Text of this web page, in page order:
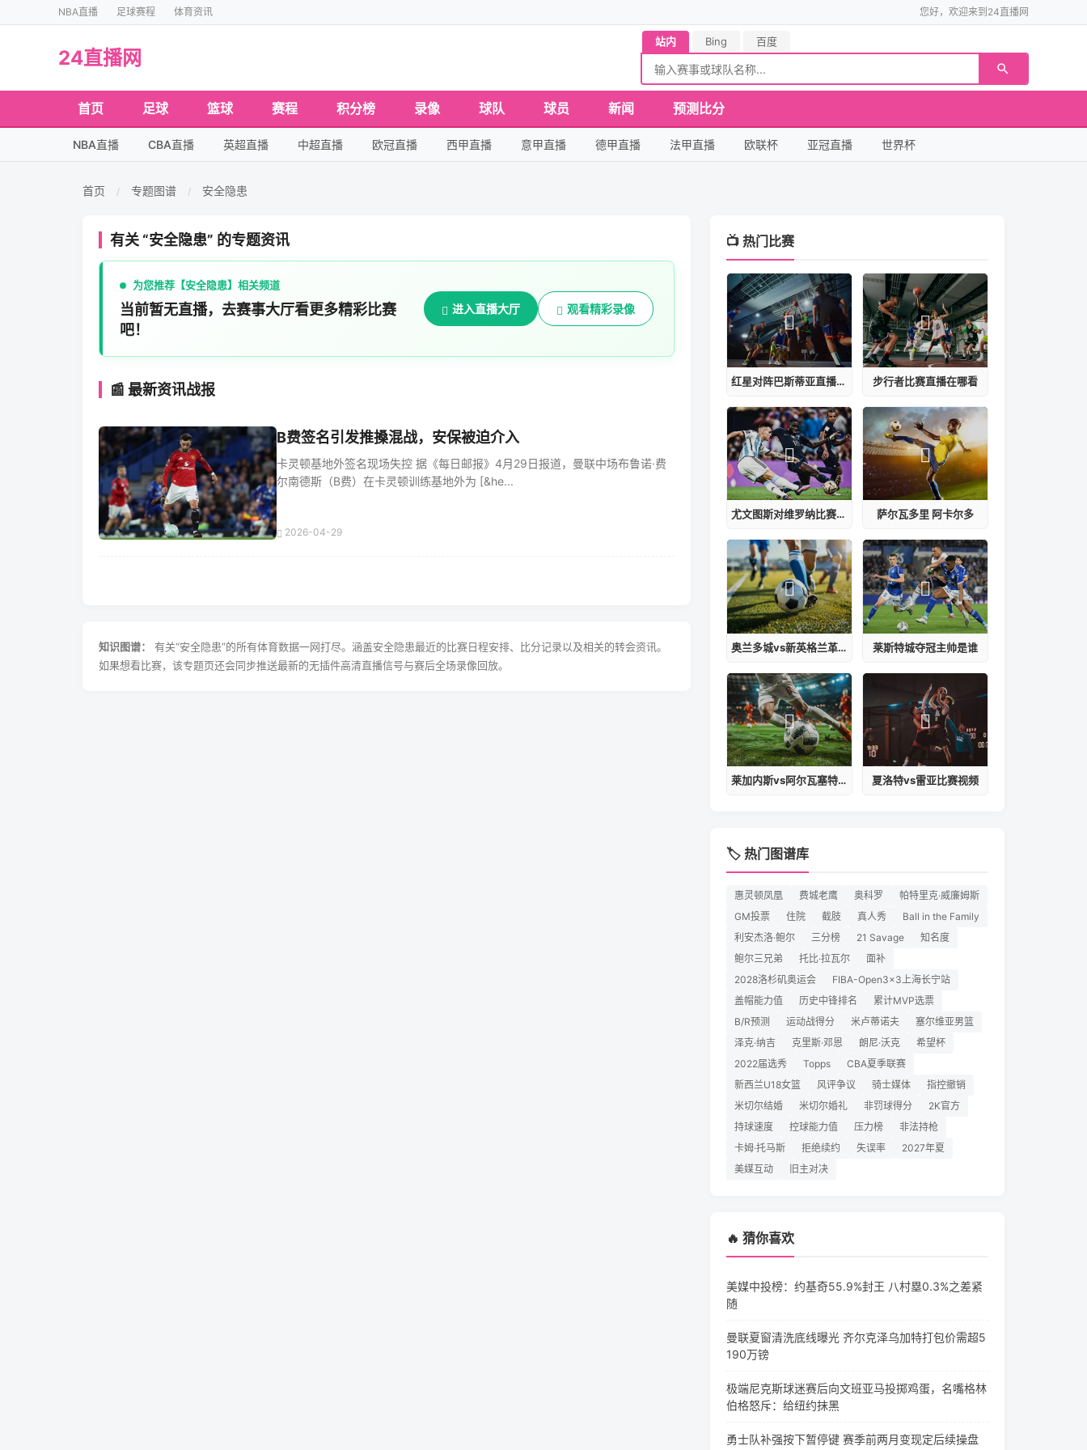
NBA直播 足球赛程 体育资讯 您好，欢迎来到24直播网
24直播网
站内 Bing 百度
首页 足球 篮球 赛程 积分榜 录像 球队 球员 新闻 预测比分
NBA直播 CBA直播 英超直播 中超直播 欧冠直播 西甲直播 意甲直播 德甲直播 法甲直播 欧联杯 亚冠直播 世界杯
首页 / 专题图谱 / 安全隐患
有关 “安全隐患” 的专题资讯
为您推荐【安全隐患】相关频道
当前暂无直播，去赛事大厅看更多精彩比赛
吧！
进入直播大厅 观看精彩录像
📰 最新资讯战报
B费签名引发推搡混战，安保被迫介入
卡灵顿基地外签名现场失控 据《每日邮报》4月29日报道，曼联中场布鲁诺·费
尔南德斯（B费）在卡灵顿训练基地外为 [&he...
2026-04-29
知识图谱：
有关“安全隐患”的所有体育数据一网打尽。涵盖安全隐患最近的比赛日程安排、比分记录以及相关的转会资讯。
如果想看比赛，该专题页还会同步推送最新的无插件高清直播信号与赛后全场录像回放。
📺 热门比赛
红星对阵巴斯蒂亚直播在线观看免费 步行者比赛直播在哪看
尤文图斯对维罗纳比赛结果 萨尔瓦多里 阿卡尔多
奥兰多城vs新英格兰革命比分预测 莱斯特城夺冠主帅是谁
莱加内斯vs阿尔瓦塞特预测 夏洛特vs雷亚比赛视频
🏷️ 热门图谱库
惠灵顿凤凰 费城老鹰 奥科罗
帕特里克·威廉姆斯
GM投票
住院 截肢 真人秀
Ball in the Family
利安杰洛·鲍尔
三分榜 21 Savage
知名度
鲍尔三兄弟
托比·拉瓦尔
面补
2028洛杉矶奥运会
FIBA-Open3x3上海长宁站
盖帽能力值
历史中锋排名
累计MVP选票
B/R预测
运动战得分 米卢蒂诺夫
塞尔维亚男篮
泽克·纳吉
克里斯·邓恩 朗尼·沃克
希望杯
2022届选秀
Topps
CBA夏季联赛
新西兰U18女篮
风评争议 骑士媒体
指控撤销
米切尔结婚
米切尔婚礼 非罚球得分
2K官方
持球速度
控球能力值 压力榜
非法持枪
卡姆·托马斯
拒绝续约 失误率
2027年夏
美媒互动
旧主对决
🔥 猜你喜欢
美媒中投榜：约基奇55.9%封王 八村塁0.3%之差紧
随
曼联夏窗清洗底线曝光 齐尔克泽乌加特打包价需超5
190万镑
极端尼克斯球迷赛后向文班亚马投掷鸡蛋，名嘴格林
伯格怒斥：给纽约抹黑
勇士队补强按下暂停键 赛季前两月变现定后续操盘